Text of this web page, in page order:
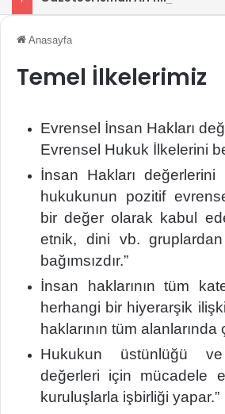
Anasayfa
Temel İlkelerimiz
Evrensel İnsan Hakları
Evrensel Hukuk İlkelerini
İnsan Hakları
hukukunun pozitif
bir değer olarak kabul
etnik, dini vb.
bağımsızdır.”
İnsan haklarının tüm
herhangi bir hiyerarşik
haklarının tüm alanlarında
Hukukun üstünlüğü
değerleri için mücadele
kuruluşlarla işbirliği yapar.”